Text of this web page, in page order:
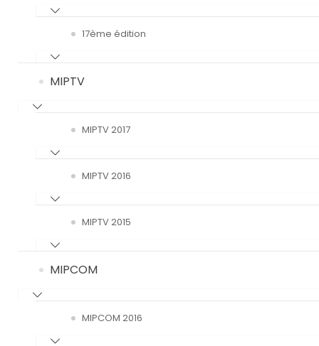
17ème édition
MIPTV
MIPTV 2017
MIPTV 2016
MIPTV 2015
MIPCOM
MIPCOM 2016